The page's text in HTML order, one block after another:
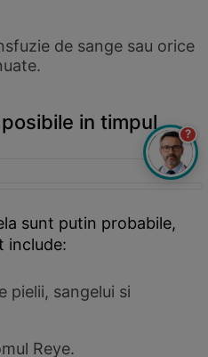
de sange sau orice
in timpul
sunt putin probabile,
include:
pielii, sangelui si
Reye.
?